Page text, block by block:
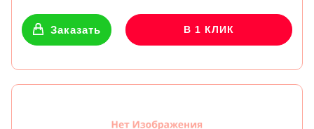
Заказать В 1 КЛИК